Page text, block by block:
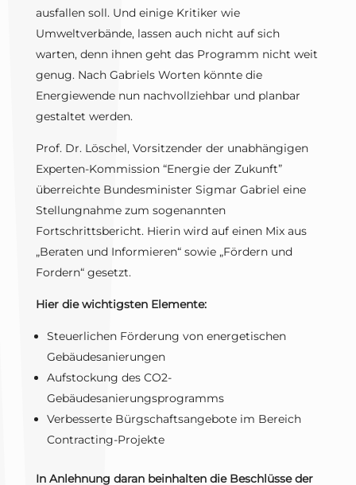
ausfallen soll. Und einige Kritiker wie
Umweltverbände, lassen auch nicht auf sich
warten, denn ihnen geht das Programm nicht weit
genug. Nach Gabriels Worten könnte die
Energiewende nun nachvollziehbar und planbar
gestaltet werden.
Prof. Dr. Löschel, Vorsitzender der unabhängigen
Experten-Kommission “Energie der Zukunft”
überreichte Bundesminister Sigmar Gabriel eine
Stellungnahme zum sogenannten
Fortschrittsbericht. Hierin wird auf einen Mix aus
„Beraten und Informieren“ sowie „Fördern und
Fordern“ gesetzt.
Hier die wichtigsten Elemente:
Steuerlichen Förderung von energetischen
Gebäudesanierungen
Aufstockung des CO2-
Gebäudesanierungsprogramms
Verbesserte Bürgschaftsangebote im Bereich
Contracting-Projekte
In Anlehnung daran beinhalten die Beschlüsse der